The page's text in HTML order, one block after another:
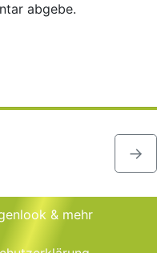
abgebe.
→
& mehr